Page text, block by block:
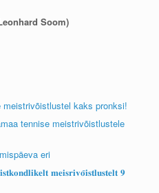
Soom)
kaks pronksi!
tennise meistrivõistlustele
eri
𝐦𝐞𝐢𝐬𝐫𝐢𝐯𝐨̃𝐢𝐬𝐭𝐥𝐮𝐬𝐭𝐞𝐥𝐭 𝟗